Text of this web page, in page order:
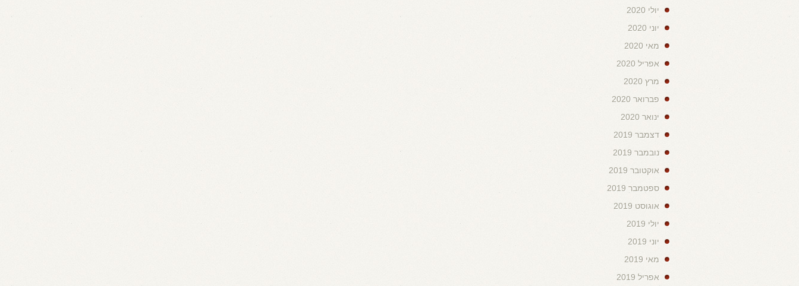
יולי 2020
יוני 2020
מאי 2020
אפריל 2020
מרץ 2020
פברואר 2020
ינואר 2020
דצמבר 2019
נובמבר 2019
אוקטובר 2019
ספטמבר 2019
אוגוסט 2019
יולי 2019
יוני 2019
מאי 2019
אפריל 2019